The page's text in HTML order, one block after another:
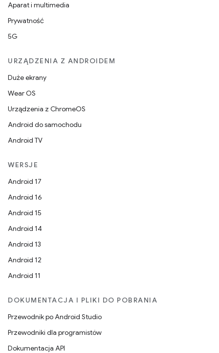
Aparat i multimedia
Prywatność
5G
URZĄDZENIA Z ANDROIDEM
Duże ekrany
Wear OS
Urządzenia z ChromeOS
Android do samochodu
Android TV
WERSJE
Android 17
Android 16
Android 15
Android 14
Android 13
Android 12
Android 11
DOKUMENTACJA I PLIKI DO POBRANIA
Przewodnik po Android Studio
Przewodniki dla programistów
Dokumentacja API